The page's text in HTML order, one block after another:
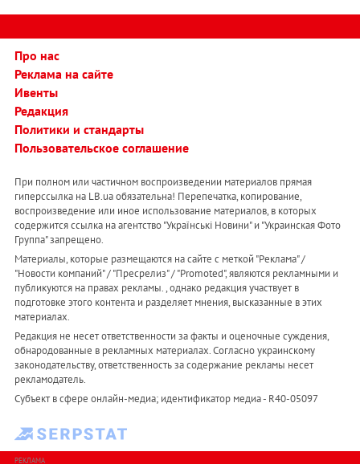
Про нас
Реклама на сайте
Ивенты
Редакция
Политики и стандарты
Пользовательское соглашение
При полном или частичном воспроизведении материалов прямая
гиперссылка на LB.ua обязательна! Перепечатка, копирование,
воспроизведение или иное использование материалов, в которых
содержится ссылка на агентство "Українськi Новини" и "Украинская Фото
Группа" запрещено.
Материалы, которые размещаются на сайте с меткой "Реклама" /
"Новости компаний" / "Пресрелиз" / "Promoted", являются рекламными и
публикуются на правах рекламы. , однако редакция участвует в
подготовке этого контента и разделяет мнения, высказанные в этих
материалах.
Редакция не несет ответственности за факты и оценочные суждения,
обнародованные в рекламных материалах. Согласно украинскому
законодательству, ответственность за содержание рекламы несет
рекламодатель.
Субъект в сфере онлайн-медиа; идентификатор медиа - R40-05097
РЕКЛАМА